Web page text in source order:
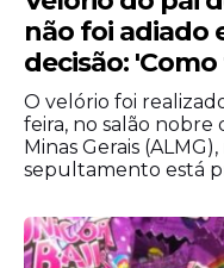
não foi adiado
decisão:
O velório foi
feira, no salão nobre
Minas Gerais
sepultamento está